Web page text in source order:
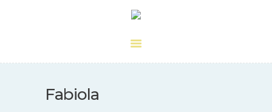
Fabiola
Centro Quiropráctico